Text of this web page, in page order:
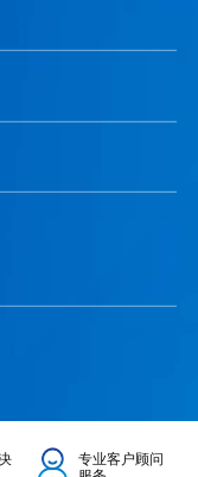
专业客户顾问